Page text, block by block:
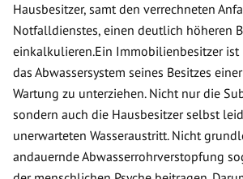
Hausbesitzer, samt den verrechneten
Notfalldienstes, einen deutlich höheren
einkalkulieren.Ein Immobilienbesitzer ist
das Abwassersystem seines Besitzes
Wartung zu unterziehen. Nicht nur die
sondern auch die Hausbesitzer selbst
unerwarteten Wasseraustritt. Nicht
andauernde Abwasserrohrverstopfung